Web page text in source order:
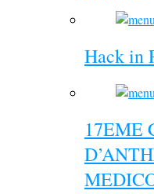
Hack in
17EME